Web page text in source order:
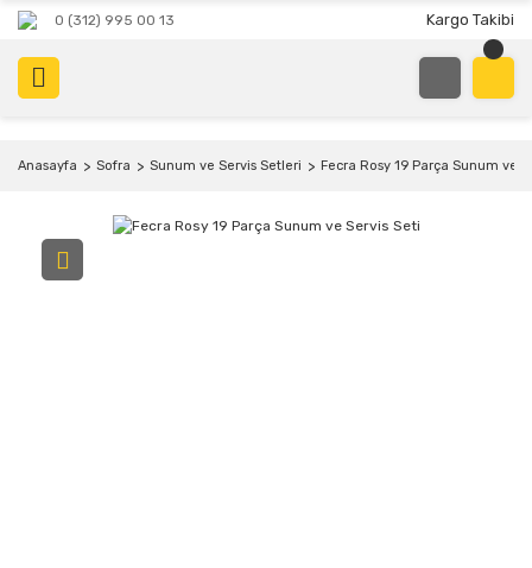
0 (312) 995 00 13 Kargo Takibi
Anasayfa Sofra Sunum ve Servis Setleri Fecra Rosy 19 Parça Sunum ve